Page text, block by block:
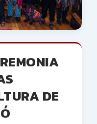
DE